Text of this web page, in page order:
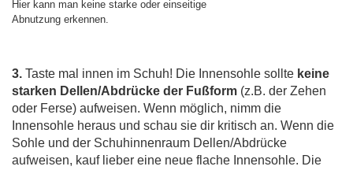
Hier kann man keine starke oder einseitige
Abnutzung erkennen.
3. Taste mal innen im Schuh! Die Innensohle sollte keine
starken Dellen/Abdrücke der Fußform (z.B. der Zehen
oder Ferse) aufweisen. Wenn möglich, nimm die
Innensohle heraus und schau sie dir kritisch an. Wenn die
Sohle und der Schuhinnenraum Dellen/Abdrücke
aufweisen, kauf lieber eine neue flache Innensohle. Die